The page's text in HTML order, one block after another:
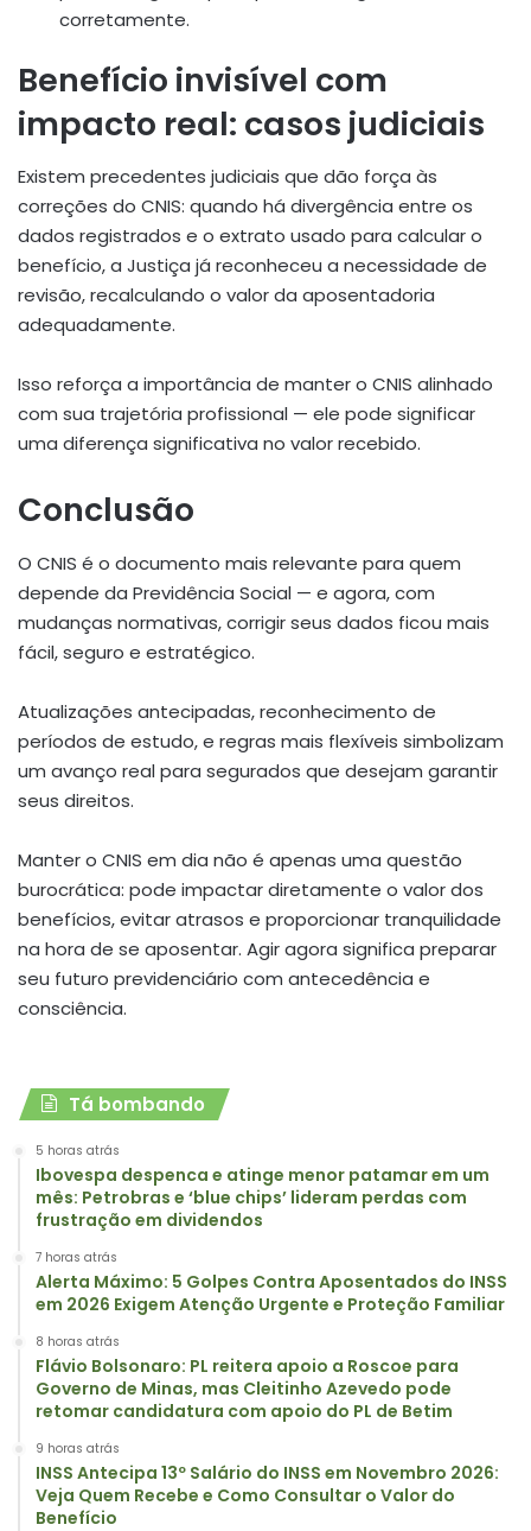
corretamente.
Benefício invisível com
impacto real: casos judiciais
Existem precedentes judiciais que dão força às
correções do CNIS: quando há divergência entre os
dados registrados e o extrato usado para calcular o
benefício, a Justiça já reconheceu a necessidade de
revisão, recalculando o valor da aposentadoria
adequadamente.
Isso reforça a importância de manter o CNIS alinhado
com sua trajetória profissional — ele pode significar
uma diferença significativa no valor recebido.
Conclusão
O CNIS é o documento mais relevante para quem
depende da Previdência Social — e agora, com
mudanças normativas, corrigir seus dados ficou mais
fácil, seguro e estratégico.
Atualizações antecipadas, reconhecimento de
períodos de estudo, e regras mais flexíveis simbolizam
um avanço real para segurados que desejam garantir
seus direitos.
Manter o CNIS em dia não é apenas uma questão
burocrática: pode impactar diretamente o valor dos
benefícios, evitar atrasos e proporcionar tranquilidade
na hora de se aposentar. Agir agora significa preparar
seu futuro previdenciário com antecedência e
consciência.
Tá bombando
5 horas atrás
Ibovespa despenca e atinge menor patamar em um
mês: Petrobras e ‘blue chips’ lideram perdas com
frustração em dividendos
7 horas atrás
Alerta Máximo: 5 Golpes Contra Aposentados do INSS
em 2026 Exigem Atenção Urgente e Proteção Familiar
8 horas atrás
Flávio Bolsonaro: PL reitera apoio a Roscoe para
Governo de Minas, mas Cleitinho Azevedo pode
retomar candidatura com apoio do PL de Betim
9 horas atrás
INSS Antecipa 13º Salário do INSS em Novembro 2026:
Veja Quem Recebe e Como Consultar o Valor do
Benefício